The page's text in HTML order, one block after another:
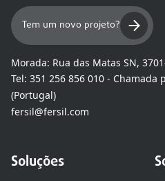
Tem um novo projeto?
Morada: Rua das Matas SN,
Tel: 351 256 856 010 - Chamada
(Portugal)
fersil@fersil.com
Soluções